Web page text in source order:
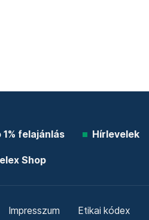
1% felajánlás Hírlevelek
Shop
Impresszum Etikai kódex